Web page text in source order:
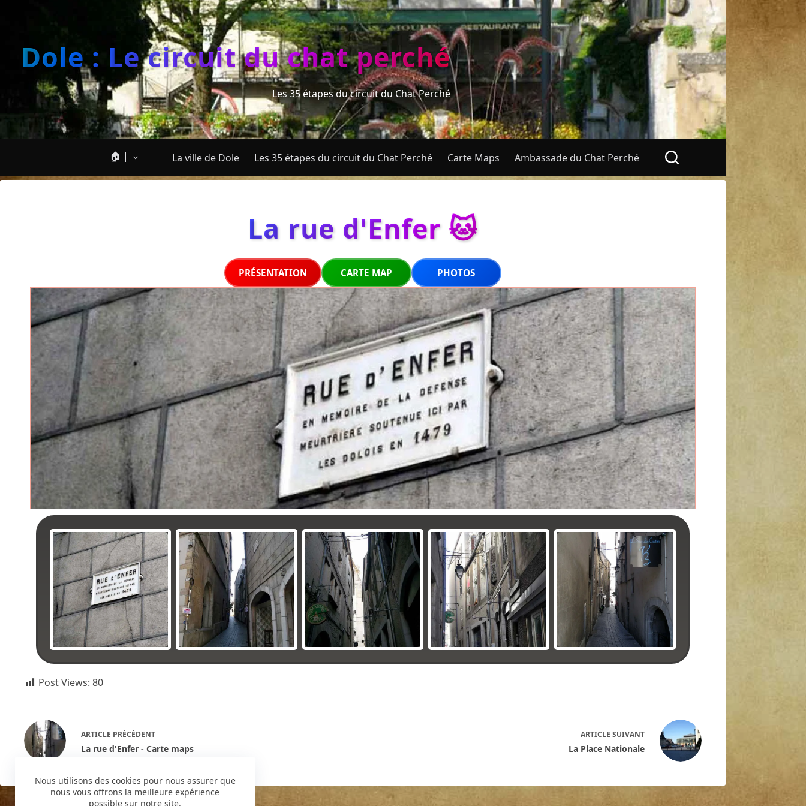
Nous utilisons des cookies pour nous assurer que
nous vous offrons la meilleure expérience
possible sur notre site.
Dole : Le circuit du chat perché
Les 35 étapes du circuit du Chat Perché
🏠 | La ville de Dole Les 35 étapes du circuit du Chat Perché Carte Maps Ambassade du Chat Perché
La rue d'Enfer 🐱
PRÉSENTATION CARTE MAP PHOTOS
Post Views: 80
ARTICLE PRÉCÉDENT
La rue d'Enfer - Carte maps
ARTICLE SUIVANT
La Place Nationale